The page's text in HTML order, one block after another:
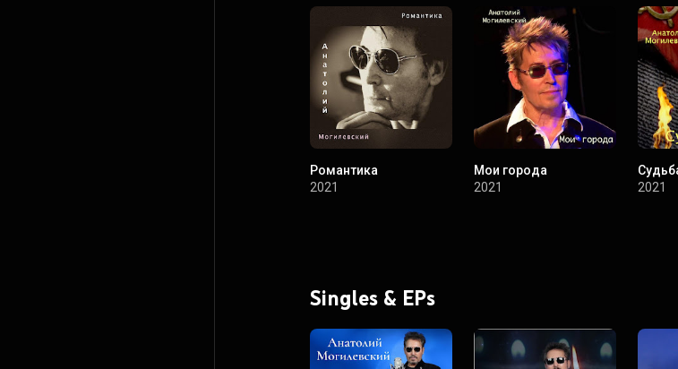
Романтика
2021
Мои города
2021
2021
Singles & EPs